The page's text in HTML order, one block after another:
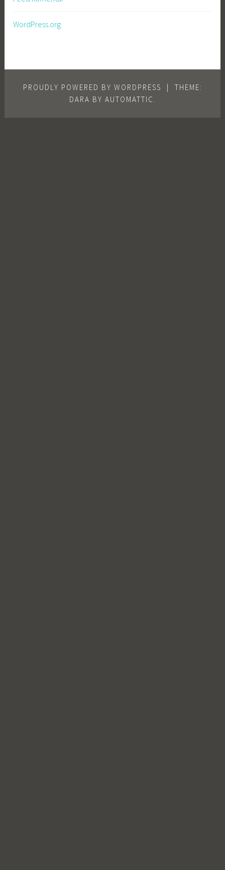
WordPress.org
PROUDLY POWERED BY WORDPRESS |
THEME:
DARA BY AUTOMATTIC .